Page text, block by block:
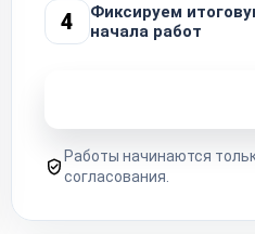
4
Фиксируем
начала работ
Работы начинаются
согласования.